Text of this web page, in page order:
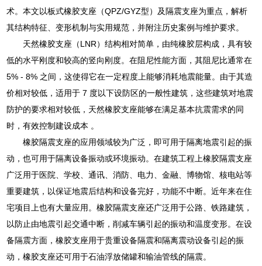
术。本文以板式橡胶支座（QPZ/GYZ型）及隔震支座为重点，解析
其结构特征、变形机制与实用规范，并附注历史案例与维护要求。
天然橡胶支座（LNR）结构相对简单，由纯橡胶层构成，具有较
低的水平刚度和较高的竖向刚度。在阻尼性能方面，其阻尼比通常在
5% - 8% 之间，这使得它在一定程度上能够消耗地震能量。由于其造
价相对较低，适用于 7 度以下设防区的一般性建筑，这些建筑对地震
防护的要求相对较低，天然橡胶支座能够在满足基本抗震需求的同
时，有效控制建设成本 。
橡胶隔震支座的应用领域较为广泛，即可用于隔离地震引起的振
动，也可用于隔离设备振动或环境振动。在建筑工程上橡胶隔震支座
广泛用于医院、学校、通讯、消防、电力、金融、博物馆、核电站等
重要建筑，以保证地震后结构和设备完好，功能不中断。近年来在住
宅项目上也有大量应用。橡胶隔震支座还广泛用于公路、铁路建筑，
以防止由地震引起交通中断，削减车辆引起的振动和温度变形。在设
备隔震方面，橡胶支座用于贵重设备隔震和隔离震动设备引起的振
动，橡胶支座还可用于石油浮放储罐和输油管线的隔震。